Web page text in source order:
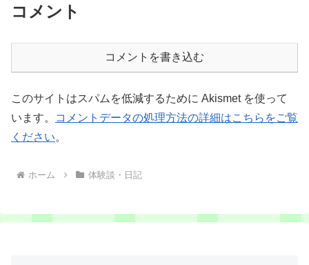
コメント
コメントを書き込む
このサイトはスパムを低減するために Akismet を使って
います。
コメントデータの処理方法の詳細はこちらをご覧
ください。
ホーム 体験談・日記